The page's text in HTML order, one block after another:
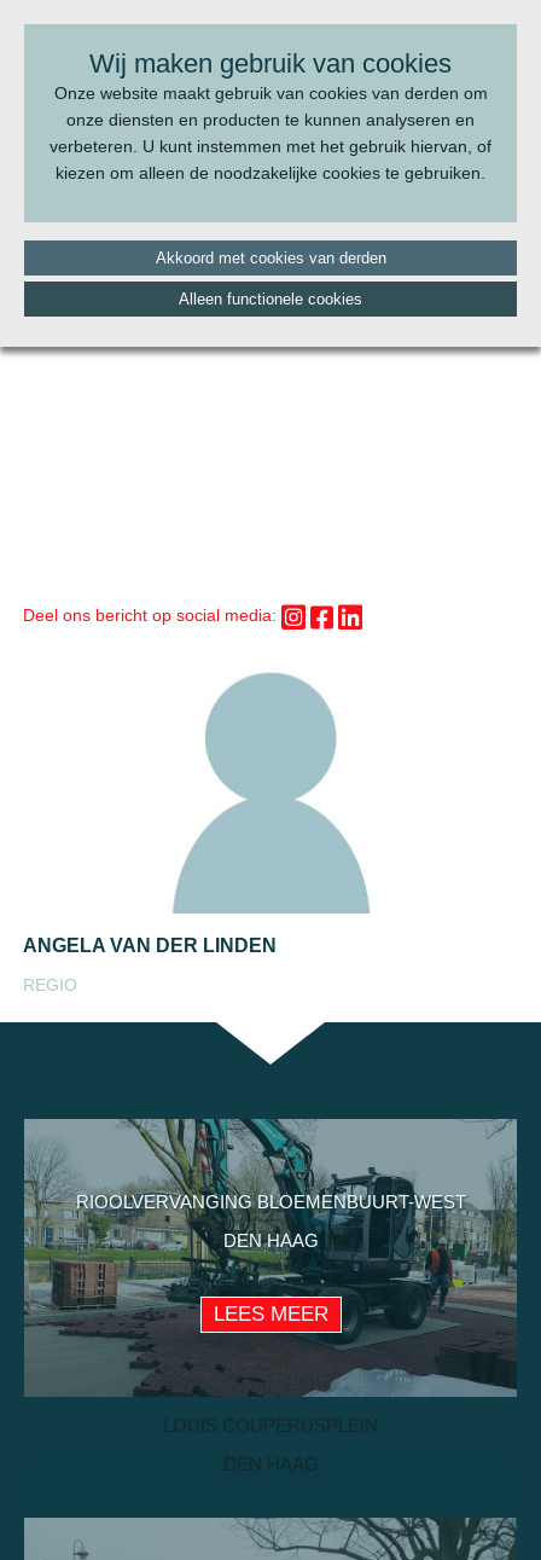
Wij maken gebruik van cookies
Onze website maakt gebruik van cookies van derden om
onze diensten en producten te kunnen analyseren en
verbeteren. U kunt instemmen met het gebruik hiervan, of
kiezen om alleen de noodzakelijke cookies te gebruiken.
Akkoord met cookies van derden
Alleen functionele cookies
BEL ONS:070 - 322 20 22
Deel ons bericht op social media:
ANGELA VAN DER LINDEN
REGIO
RIOOLVERVANGING BLOEMENBUURT-WEST
DEN HAAG
LEES MEER
LOUIS COUPERUSPLEIN
DEN HAAG
LEES MEER